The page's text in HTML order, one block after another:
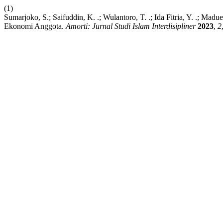
(1)
Sumarjoko, S.; Saifuddin, K. .; Wulantoro, T. .; Ida Fitria, Y. .;
Ekonomi Anggota. Amorti: Jurnal Studi Islam Interdisipliner 2023, 2